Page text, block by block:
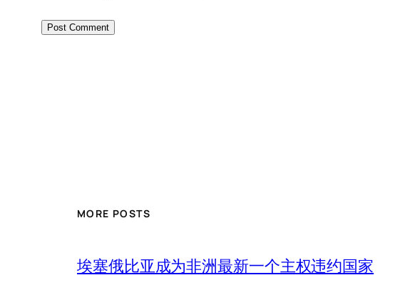
MORE POSTS
埃塞俄比亚成为非洲最新一个主权违约国家